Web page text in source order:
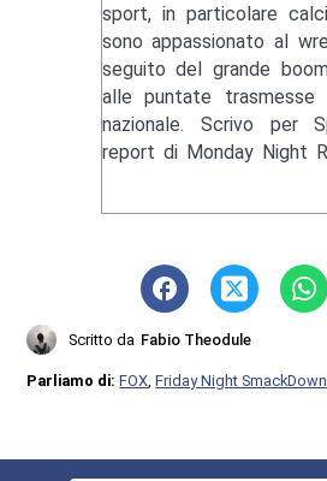
sport, in particolare
sono appassionato al
seguito del grande
alle puntate
nazionale. Scrivo per
report di Monday Night
Scritto da Fabio Theodule
Parliamo di:FOX ,Friday Night SmackDown